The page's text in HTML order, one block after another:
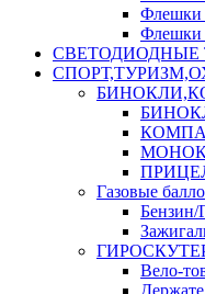
Флешки
Флешки
СВЕТОДИОДНЫЕ
Газовые
Бензин/
Вело-